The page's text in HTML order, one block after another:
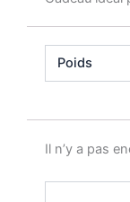
Poids
Il n’y a pas